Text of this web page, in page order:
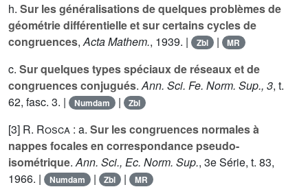
h. Sur les généralisations de quelques problèmes de
géométrie différentielle et sur certains cycles de
congruences,Acta Mathem., 1939. | Zbl | MR
c. Sur quelques types spéciaux de réseaux et de
congruences conjugués.Ann. Sci. Fe. Norm. Sup., 3, t.
62, fasc. 3. | Numdam | Zbl
[3] R. Rosca : a. Sur les congruences normales à
nappes focales en correspondance pseudo-
isométrique.Ann. Sci., Ec. Norm. Sup., 3e Série, t. 83,
1966. |
Numdam | Zbl | MR